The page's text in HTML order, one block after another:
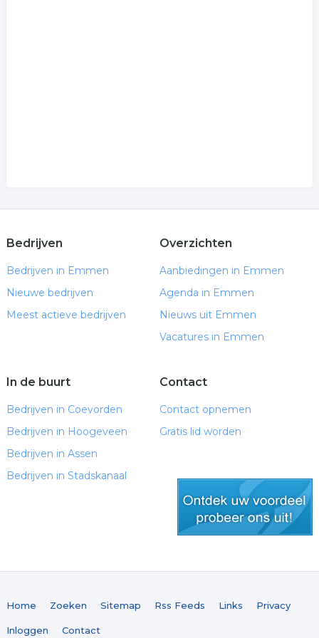
Bedrijven
Bedrijven in Emmen
Nieuwe bedrijven
Meest actieve bedrijven
Overzichten
Aanbiedingen in Emmen
Agenda in Emmen
Nieuws uit Emmen
Vacatures in Emmen
In de buurt
Bedrijven in Coevorden
Bedrijven in Hoogeveen
Bedrijven in Assen
Bedrijven in Stadskanaal
Contact
Contact opnemen
Gratis lid worden
Home Zoeken Sitemap Rss Feeds Links Privacy
Inloggen Contact